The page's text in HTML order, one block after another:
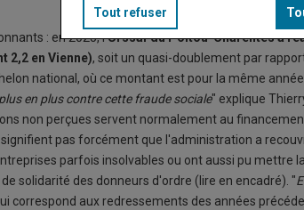
: en 2025, l'Urssaf du Poitou-Charentes a
2,2 en Vienne), soit un quasi-doublement par
national, où ce montant est pour la même année
en plus contre cette fraude sociale" explique
non perçues servent normalement au
pas forcément que l'administration a
parfois insolvables ou ont aussi pu mettre
solidarité des donneurs d'ordre (lire en encadré). "
correspond aux redressements des années
Tout refuser